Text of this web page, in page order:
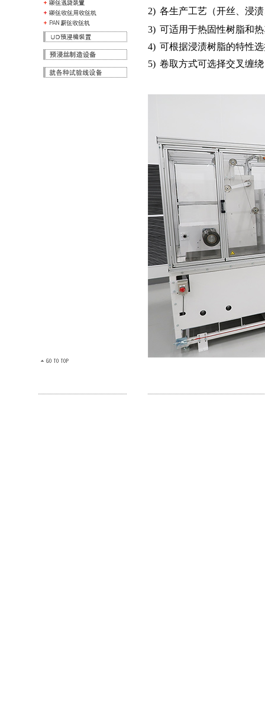
2) 各生产工艺（开丝、浸
3) 可适用于热固性树脂和
4) 可根据浸渍树脂的特性
5) 卷取方式可选择交叉缠绕